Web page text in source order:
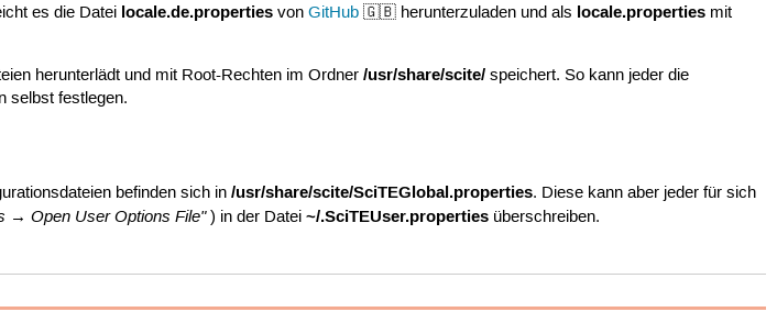
es die Datei locale.de.properties vonGitHub 🇬🇧 herunterzuladen und als locale.properties mit
herunterlädt und mit Root-Rechten im Ordner/usr/share/scite/ speichert. So kann jeder die
selbst festlegen.
befinden sich in/usr/share/scite/SciTEGlobal.properties. Diese kann aber jeder für sich
→ Open User Options File") in der Datei~/.SciTEUser.properties überschreiben.